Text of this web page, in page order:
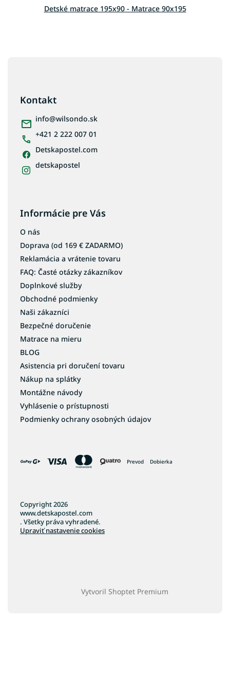
u
Detské matrace 195x90 - Matrace 90x195
Kontakt
info@wilsondo.sk
+421 2 222 007 01
Detskapostel.com
detskapostel
Informácie pre Vás
O nás
Doprava (od 169 € ZADARMO)
Reklamácia a vrátenie tovaru
FAQ: Časté otázky zákazníkov
Doplnkové služby
Obchodné podmienky
Naši zákazníci
Bezpečné doručenie
Matrace na mieru
BLOG
Asistencia pri doručení tovaru
Nákup na splátky
Montážne návody
Vyhlásenie o prístupnosti
Podmienky ochrany osobných údajov
Prevod Dobierka
Vytvoril Shoptet Premium
Copyright 2026
www.detskapostel.com
. Všetky práva vyhradené.
Upraviť nastavenie cookies